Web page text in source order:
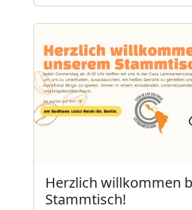
Herzlich willkommen
Stammtisch!